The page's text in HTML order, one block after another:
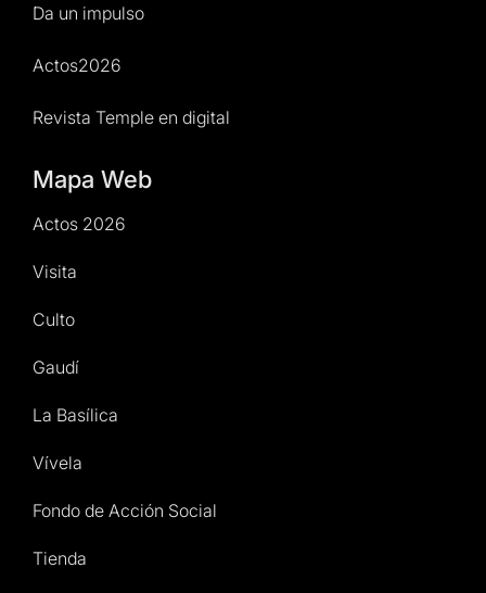
Da un impulso
Actos2026
Revista Temple en digital
Mapa Web
Actos 2026
Visita
Culto
Gaudí
La Basílica
Vívela
Fondo de Acción Social
Tienda